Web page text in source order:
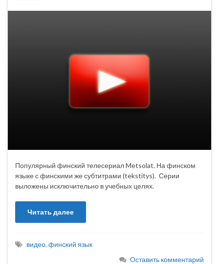
Популярный финский телесериал Metsolat. На финском
языке с финскими же субтитрами (tekstitys). Серии
выложены исключительно в учебных целях.
Читать далее
видео, финский язык
Оставить комментарий